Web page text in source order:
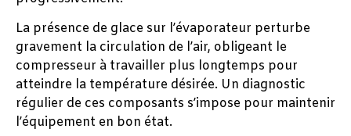
La présence de glace sur l’évaporateur perturbe
gravement la circulation de l’air, obligeant le
compresseur à travailler plus longtemps pour
atteindre la température désirée. Un diagnostic
régulier de ces composants s’impose pour maintenir
l’équipement en bon état.